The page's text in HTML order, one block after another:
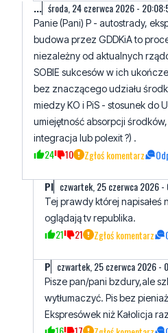
... środa, 24 czerwca 2026 -
Panie (Pani) P - autostrady,
budowa przez GDDKiA to
niezależny od aktualnych
SOBIE sukcesów w ich
bez znaczącego udziału
miedzy KO i PiS - stosunek do
umiejętność absorpcji
integracja lub polexit ?) .
24 10 Zgłoś komentarz
Pl czwartek, 25 czerwca 2026
Tej prawdy której
oglądają tv republika.
21 21 Zgłoś komentarz
P czwartek, 25 czerwca 2026 -
Pisze pan/pani bzdury,ale
wytłumaczyć. Pis bez
Ekspresówek niż Kałolicja